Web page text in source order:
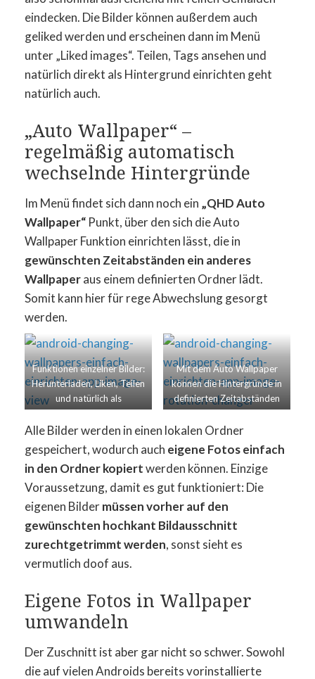
eindecken. Die Bilder können außerdem auch
geliked werden und erscheinen dann im Menü
unter „Liked images“. Teilen, Tags ansehen und
natürlich direkt als Hintergrund einrichten geht
natürlich auch.
„Auto Wallpaper“ –
regelmäßig automatisch
wechselnde Hintergründe
Im Menü findet sich dann noch ein „QHD Auto
Wallpaper“ Punkt, über den sich die Auto
Wallpaper Funktion einrichten lässt, die in
gewünschten Zeitabständen ein anderes
Wallpaperaus einem definierten Ordner lädt.
Somit kann hier für rege Abwechslung gesorgt
werden.
Funktionen einzelner Bilder:
Herunterladen, Liken, Teilen
und natürlich als
Hintergrund festlegen
Mit dem Auto Wallpaper
können die Hintergründe in
definierten Zeitabständen
automatisch gewechselt
werden
Alle Bilder werden in einen lokalen Ordner
gespeichert, wodurch auch eigene Fotos einfach
in den Ordner kopiertwerden können. Einzige
Voraussetzung, damit es gut funktioniert: Die
eigenen Bildermüssen vorher auf den
gewünschten hochkant Bildausschnitt
zurechtgetrimmt werden, sonst sieht es
vermutlich doof aus.
Eigene Fotos in Wallpaper
umwandeln
Der Zuschnitt ist aber gar nicht so schwer. Sowohl
die auf vielen Androids bereits vorinstallierte